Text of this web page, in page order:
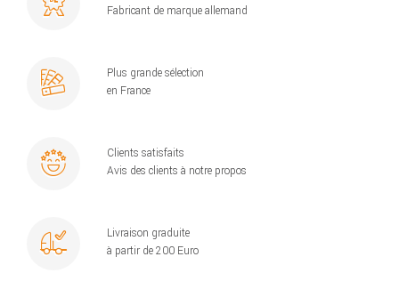
Fabricant de marque allemand
Plus grande sélection
en France
Clients satisfaits
Avis des clients à notre propos
Livraison graduite
à partir de 200 Euro